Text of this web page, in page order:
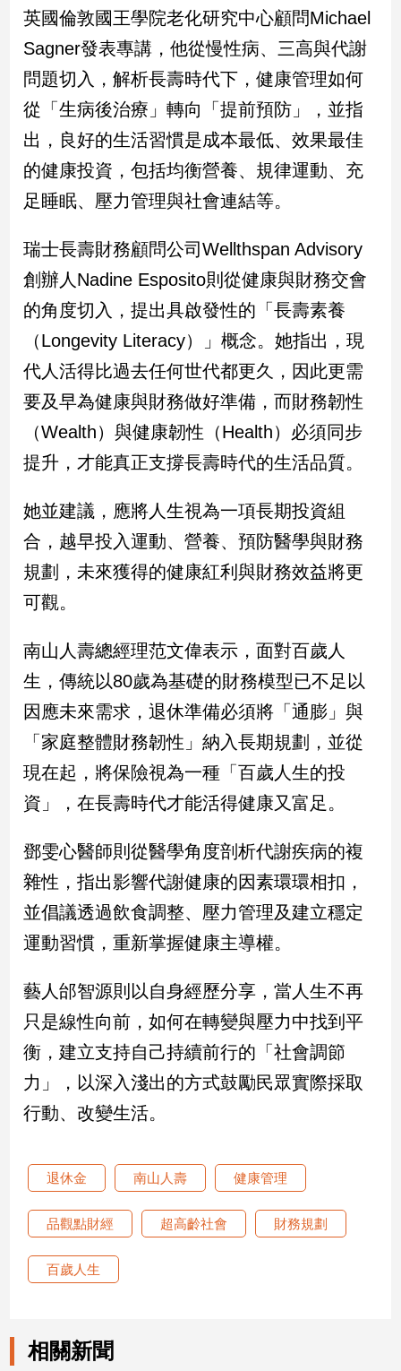
品
觀
點
民
調
國
焦
點
觀
點
兩
岸/
際
社
會/
地
方
冠
毒
專
區
南
台
觀
點
南
台
觀
點
樂
娛
星
聞
流
行/
時
室
內
英國倫敦國王學院老化研究中心顧問Michael
Sagner發表專講，他從慢性病、三高與代謝
問題切入，解析長壽時代下，健康管理如何
從「生病後治療」轉向「提前預防」，並指
出，良好的生活習慣是成本最低、效果最佳
的健康投資，包括均衡營養、規律運動、充
足睡眠、壓力管理與社會連結等。
瑞士長壽財務顧問公司Wellthspan Advisory
創辦人Nadine Esposito則從健康與財務交會
的角度切入，提出具啟發性的「長壽素養
（Longevity Literacy）」概念。她指出，現
代人活得比過去任何世代都更久，因此更需
要及早為健康與財務做好準備，而財務韌性
（Wealth）與健康韌性（Health）必須同步
提升，才能真正支撐長壽時代的生活品質。
她並建議，應將人生視為一項長期投資組
合，越早投入運動、營養、預防醫學與財務
規劃，未來獲得的健康紅利與財務效益將更
可觀。
南山人壽總經理范文偉表示，面對百歲人
生，傳統以80歲為基礎的財務模型已不足以
因應未來需求，退休準備必須將「通膨」與
「家庭整體財務韌性」納入長期規劃，並從
現在起，將保險視為一種「百歲人生的投
資」，在長壽時代才能活得健康又富足。
鄧雯心醫師則從醫學角度剖析代謝疾病的複
雜性，指出影響代謝健康的因素環環相扣，
並倡議透過飲食調整、壓力管理及建立穩定
運動習慣，重新掌握健康主導權。
藝人邰智源則以自身經歷分享，當人生不再
只是線性向前，如何在轉變與壓力中找到平
衡，建立支持自己持續前行的「社會調節
力」，以深入淺出的方式鼓勵民眾實際採取
行動、改變生活。
退休金 南山人壽 健康管理
品觀點財經 超高齡社會 財務規劃
百歲人生
相關新聞